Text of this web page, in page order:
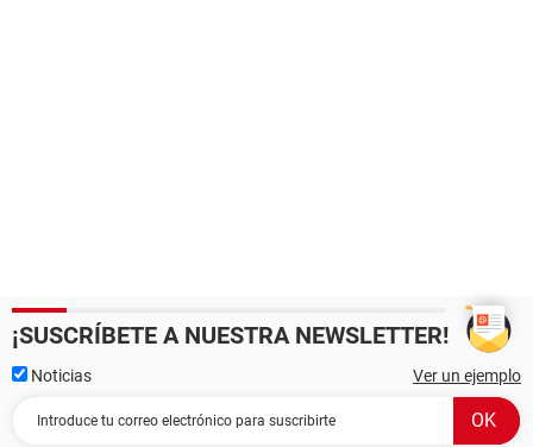
¡SUSCRÍBETE A NUESTRA NEWSLETTER!
Noticias Ver un ejemplo